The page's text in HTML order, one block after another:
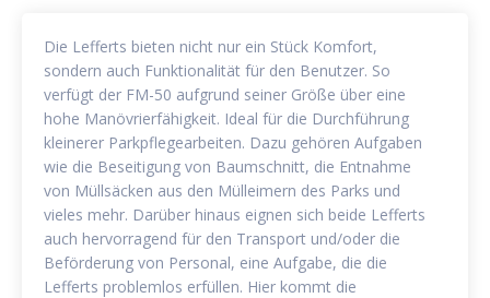
Die Lefferts bieten nicht nur ein Stück Komfort,
sondern auch Funktionalität für den Benutzer. So
verfügt der FM-50 aufgrund seiner Größe über eine
hohe Manövrierfähigkeit. Ideal für die Durchführung
kleinerer Parkpflegearbeiten. Dazu gehören Aufgaben
wie die Beseitigung von Baumschnitt, die Entnahme
von Müllsäcken aus den Mülleimern des Parks und
vieles mehr. Darüber hinaus eignen sich beide Lefferts
auch hervorragend für den Transport und/oder die
Beförderung von Personal, eine Aufgabe, die die
Lefferts problemlos erfüllen. Hier kommt die